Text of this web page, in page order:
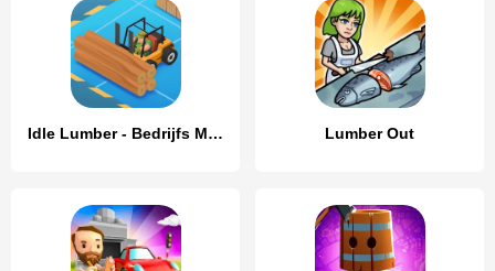
Idle Lumber - Bedrijfs Magnate Lumber Out